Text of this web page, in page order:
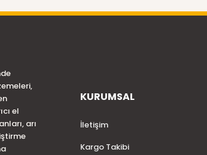
el
arı
KURUMSAL
İletişim
Kargo Takibi